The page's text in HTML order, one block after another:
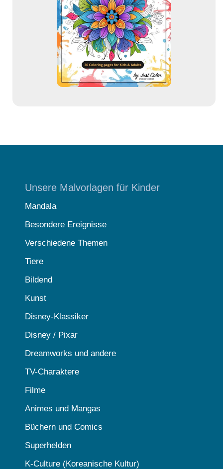
Unsere Malvorlagen für Kinder
Mandala
Besondere Ereignisse
Verschiedene Themen
Tiere
Bildend
Kunst
Disney-Klassiker
Disney / Pixar
Dreamworks und andere
TV-Charaktere
Filme
Animes und Mangas
Büchern und Comics
Superhelden
K-Culture (Koreanische Kultur)